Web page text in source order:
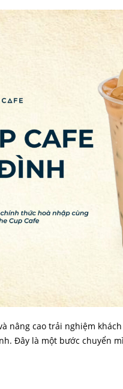
nâng cao trải nghiệm
Đây là một bước chuyển